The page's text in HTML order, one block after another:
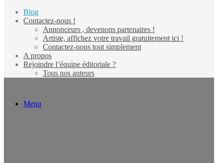
Blog
Contactez-nous !
Annonceurs , devenons partenaires !
Artiste, affichez votre travail gratuitement ici !
Contactez-nous tout simplement
A propos
Rejoindre l’équipe éditoriale ?
Tous nos auteurs
Menu